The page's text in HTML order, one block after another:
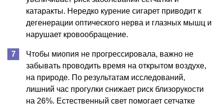
катаракты. Нередко курение сигарет приводит к
дегенерации оптического нерва и глазных мышц и
нарушает кровообращение.
Чтобы миопия не прогрессировала, важно не
забывать проводить время на открытом воздухе,
на природе. По результатам исследований,
лишний час прогулки снижает риск близорукости
на 26%. Естественный свет помогает сетчатке